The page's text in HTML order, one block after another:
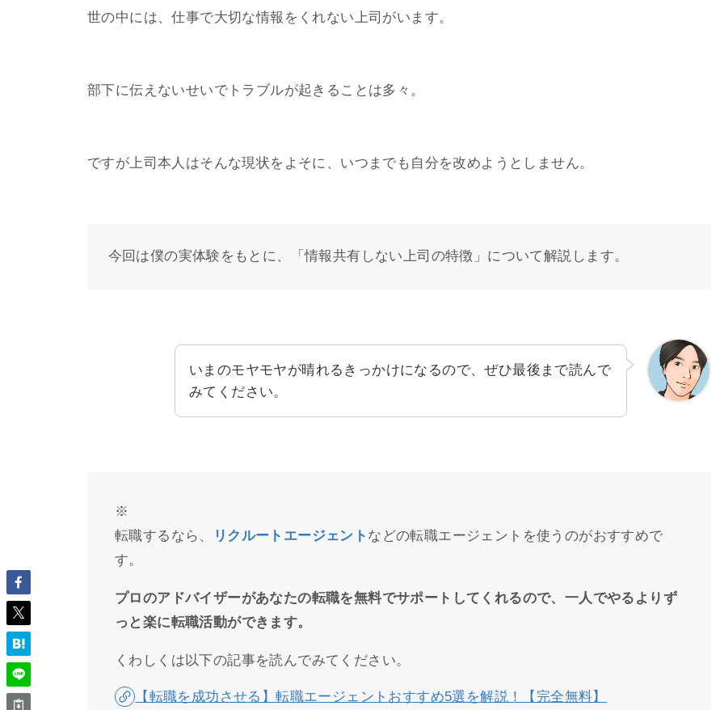
世の中には、仕事で大切な情報をくれない上司がいます。
部下に伝えないせいでトラブルが起きることは多々。
ですが上司本人はそんな現状をよそに、いつまでも自分を改めようとしません。
今回は僕の実体験をもとに、「情報共有しない上司の特徴」について解説します。
いまのモヤモヤが晴れるきっかけになるので、ぜひ最後まで読んで
みてください。
※
転職するなら、
リクルートエージェント などの転職エージェントを使うのがおすすめで
す。
プロのアドバイザーがあなたの転職を無料でサポートしてくれるので、一人でやるよりず
っと楽に転職活動ができます。
くわしくは以下の記事を読んでみてください。
【転職を成功させる】転職エージェントおすすめ5選を解説！【完全無料】